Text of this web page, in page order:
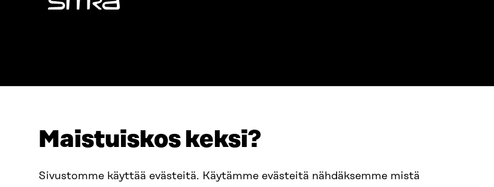
Maistuiskos keksi?
Sivustomme käyttää evästeitä. Käytämme evästeitä nähdäksemme mistä
Sitra
160,
TELEPHONE